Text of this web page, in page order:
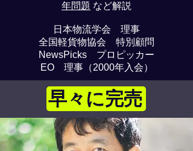
年問題 など解説
日本物流学会 理事
全国軽貨物協会 特別顧問
NewsPicks プロピッカー
EO 理事（2000年入会）
早々に完売